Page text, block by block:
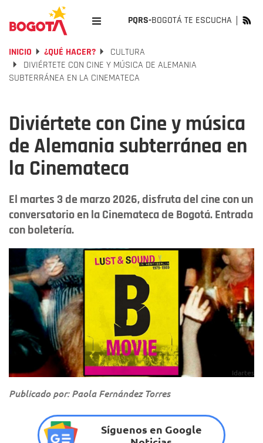
PQRS-BOGOTÁ TE ESCUCHA
INICIO ¿QUÉ HACER?
CULTURA
DIVIÉRTETE CON CINE Y MÚSICA DE ALEMANIA
SUBTERRÁNEA EN LA CINEMATECA
Diviértete con Cine y música
de Alemania subterránea en
la Cinemateca
El martes 3 de marzo 2026, disfruta del cine con un
conversatorio en la Cinemateca de Bogotá. Entrada
con boletería.
Idartes
Publicado por: Paola Fernández Torres
Síguenos en Google